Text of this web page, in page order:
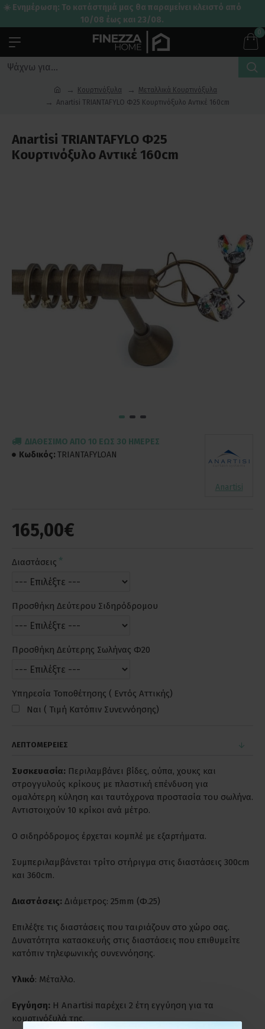
☀️ Ενημέρωση: Το κατάστημά μας θα παραμείνει κλειστό από
10/08 έως και 23/08.
0
Κουρτινόξυλα
Μεταλλικά Κουρτινόξυλα
Anartisi TRIANTAFYLO Φ25 Κουρτινόξυλο Αντικέ 160cm
Anartisi TRIANTAFYLO Φ25
Κουρτινόξυλο Αντικέ 160cm
165,00€
ΔΙΑΘΈΣΙΜΟ ΑΠΌ 10 ΈΩΣ 30 ΗΜΈΡΕΣ
Κωδικός: TRIANTAFYLOAN
Anartisi
Διαστάσεις
Προσθήκη Δεύτερου Σιδηρόδρομου
Προσθήκη Δεύτερης Σωλήνας Φ20
Υπηρεσία Τοποθέτησης ( Εντός Αττικής)
Ναι ( Τιμή Κατόπιν Συνεννόησης)
ΛΕΠΤΟΜΕΡΕΙΕΣ
Συσκευασία: Περιλαμβάνει βίδες, ούπα, χουκς και
στρογγυλούς κρίκους με πλαστική επένδυση για
ομαλότερη κύληση και ταυτόχρονα προστασία του σωλήνα.
Αντιστοιχούν 10 κρίκοι ανά μέτρο.
Ο σιδηρόδρομος έρχεται κομπλέ με εξαρτήματα.
Συμπεριλαμβάνεται τρίτο στήριγμα στις διαστάσεις 300cm
και 360cm.
Διαστάσεις: Διάμετρος: 25mm (Φ.25)
Επιλέξτε τις διαστάσεις που ταιριάζουν στο χώρο σας.
Δυνατότητα κατασκευής στις διαστάσεις που επιθυμείτε
κατόπιν τηλεφωνικής συνεννόησης.
Υλικό: Μέταλλο.
Εγγύηση: Η Anartisi παρέχει 2 έτη εγγύηση για τα
κουρτινόξυλά της.